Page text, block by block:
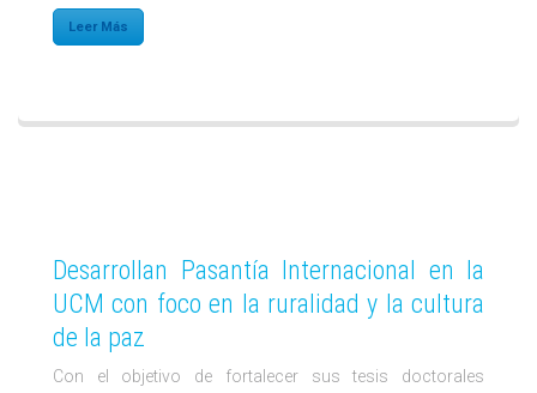
Leer Más
Desarrollan Pasantía Internacional en la
UCM con foco en la ruralidad y la cultura
de la paz
Con el objetivo de fortalecer sus tesis doctorales